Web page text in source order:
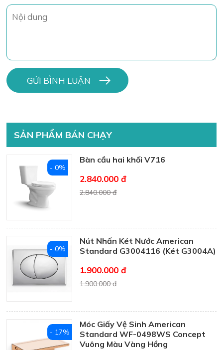
SẢN PHẨM BÁN CHẠY
Bàn cầu hai khối V716
2.840.000 đ
2.840.000 đ
- 0%
Nút Nhấn Két Nước American
Standard G3004116 (Két G3004A)
1.900.000 đ
1.900.000 đ
- 0%
Móc Giấy Vệ Sinh American
Standard WF-0498WS Concept
Vuông Màu Vàng Hồng
- 17%